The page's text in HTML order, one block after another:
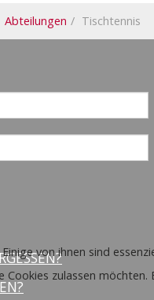
Abteilungen Tischtennis
von ihnen sind
Cookies zulassen